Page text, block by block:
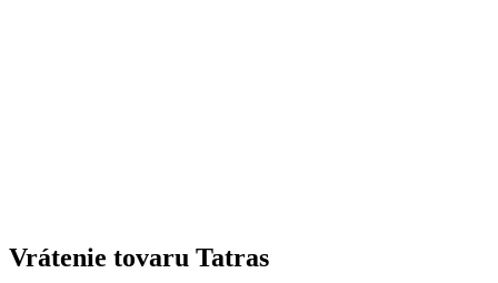
Vrátenie tovaru Tatras